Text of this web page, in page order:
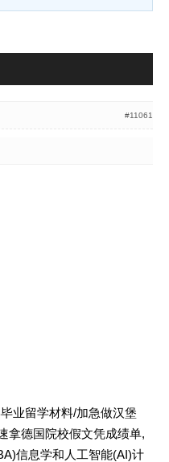
#11061
业留学材料/加急做汉堡
拿德国院校假文凭成绩单,
信息学和人工智能(AI)计